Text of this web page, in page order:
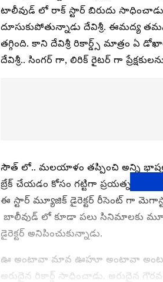
టాలీవుడ్ లో రాక్ స్టార్ బిరుదు
దూసుకుపోతున్నాడు దేవిశ్రీ. ఈమద్య
తగ్గింది. కాని దేవిశ్రీ రికార్డ్స్ మాత్రం ఏ
దేవిశ్రీ.. సింగర్ గా, లిరిక్ రైటర్ గా
సౌత్ లో.. మలయాళం తప్పించి అన్ని భాషల్లో
బ్రేక్ చేయడం కోసం గట్టిగా ప్రయత్నం
ఈ స్టార్ మ్యూజిక్ డైరెక్టర్ రీసెంట్ గా
బాలీవుడ్ లో కూడా పలు సినిమాలకు
డైరెక్టర్ అనిపించుకున్నాడు.
ఊ అంటావా మావ ఊహూ అంటావా
అరుదైన రికార్డ్ సాధించాడు. అరుదైన